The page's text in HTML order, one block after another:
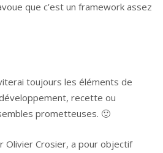
que c’est un framework assez
toujours les éléments de
recette ou
prometteuses. 🙂
Olivier Crosier, a pour objectif